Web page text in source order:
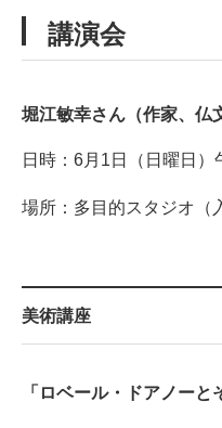
講演会
堀江敏幸さん（作家、仏
日時：6月1日（日曜日）
場所：多目的スタジオ（
美術講座
「ロベール・ドアノーと